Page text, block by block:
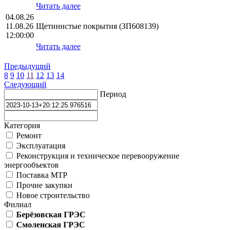
Читать далее
04.08.26
11.08.26
12:00:00
Щетинистые покрытия (ЗП608139)
Читать далее
Предыдущий
8 9 10 11 12 13 14
Следующий
Период
Категория
Ремонт
Эксплуатация
Реконструкция и техническое перевооружение
энергообъектов
Поставка МТР
Прочие закупки
Новое строительство
Филиал
Берёзовская ГРЭС
Смоленская ГРЭС